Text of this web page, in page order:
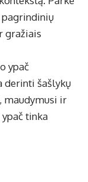
gražiais
ypač
derinti šašlykų
maudymusi ir
tinka